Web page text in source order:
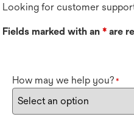
Looking for customer
Fields marked with an * are
How may we help you? *